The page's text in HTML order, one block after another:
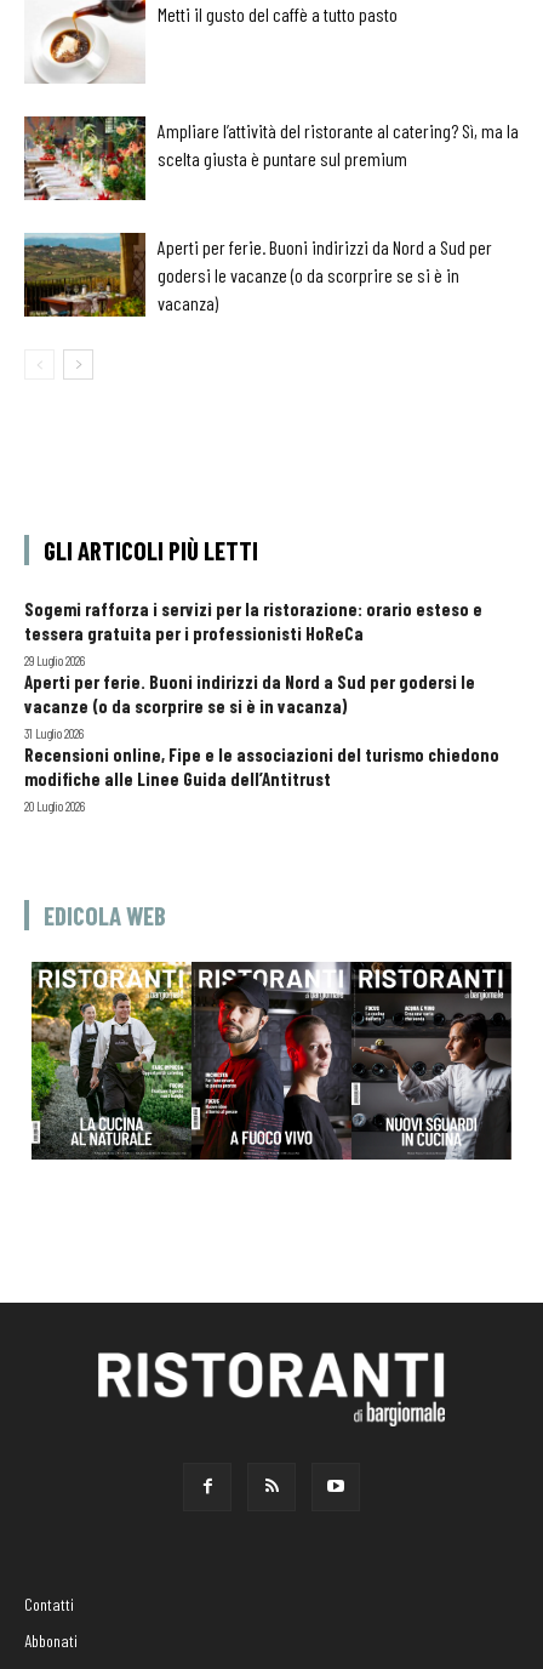
Metti il gusto del caffè a tutto pasto
Ampliare l’attività del ristorante al catering? Sì, ma la
scelta giusta è puntare sul premium
Aperti per ferie. Buoni indirizzi da Nord a Sud per
godersi le vacanze (o da scorprire se si è in
vacanza)
GLI ARTICOLI PIÙ LETTI
Sogemi rafforza i servizi per la ristorazione: orario esteso e
tessera gratuita per i professionisti HoReCa
29 Luglio 2026
Aperti per ferie. Buoni indirizzi da Nord a Sud per godersi le
vacanze (o da scorprire se si è in vacanza)
31 Luglio 2026
Recensioni online, Fipe e le associazioni del turismo chiedono
modifiche alle Linee Guida dell’Antitrust
20 Luglio 2026
EDICOLA WEB
Contatti
Abbonati